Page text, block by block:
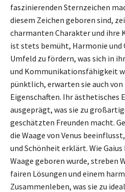
faszinierenden Sternzeichen
diesem Zeichen geboren sind,
charmanten Charakter und ihre
ist stets bemüht, Harmonie
Umfeld zu fördern, was sich in
und Kommunikationsfähigkeit
pünktlich, erwarten sie auch
Eigenschaften. Ihr ästhetisches
ausgeprägt, was sie zu
geschätzten Freunden macht.
die Waage von Venus
und Schönheit erklärt. Wie Gaius
Waage geboren wurde, streben
fairen Lösungen und einem
Zusammenleben, was sie zu